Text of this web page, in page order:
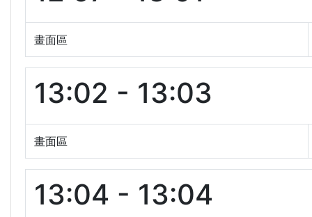
畫面區
13:02 - 13:03
畫面區
13:04 - 13:04